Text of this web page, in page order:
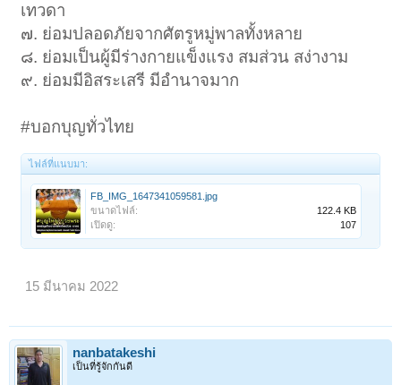
เทวดา
๗. ย่อมปลอดภัยจากศัตรูหมู่พาลทั้งหลาย
๘. ย่อมเป็นผู้มีร่างกายแข็งแรง สมส่วน สง่างาม
๙. ย่อมมีอิสระเสรี มีอำนาจมาก
#บอกบุญทั่วไทย
ไฟล์ที่แนบมา:
FB_IMG_1647341059581.jpg
ขนาดไฟล์:
122.4 KB
เปิดดู:
107
15 มีนาคม 2022
nanbatakeshi
เป็นที่รู้จักกันดี